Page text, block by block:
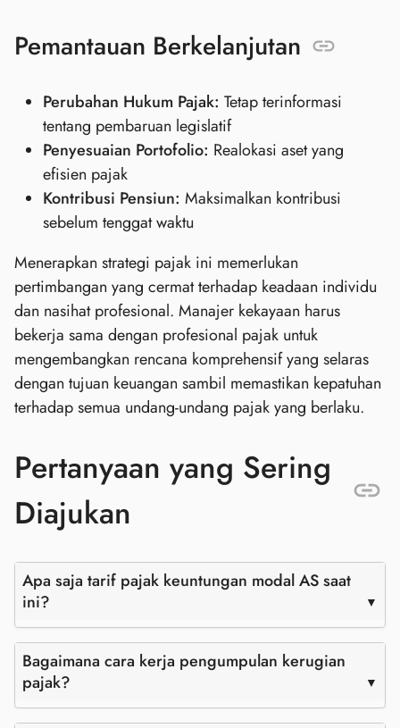
Pemantauan Berkelanjutan
Perubahan Hukum Pajak: Tetap terinformasi
tentang pembaruan legislatif
Penyesuaian Portofolio: Realokasi aset yang
efisien pajak
Kontribusi Pensiun: Maksimalkan kontribusi
sebelum tenggat waktu
Menerapkan strategi pajak ini memerlukan
pertimbangan yang cermat terhadap keadaan individu
dan nasihat profesional. Manajer kekayaan harus
bekerja sama dengan profesional pajak untuk
mengembangkan rencana komprehensif yang selaras
dengan tujuan keuangan sambil memastikan kepatuhan
terhadap semua undang-undang pajak yang berlaku.
Pertanyaan yang Sering
Diajukan
Apa saja tarif pajak keuntungan modal AS saat
ini?
Bagaimana cara kerja pengumpulan kerugian
pajak?